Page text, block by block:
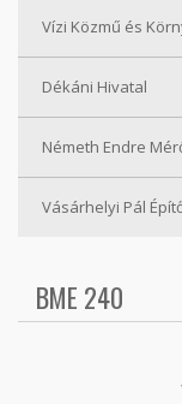
Vízi Közmű és
Dékáni Hivatal
Németh Endre
Vásárhelyi Pál
BME 240